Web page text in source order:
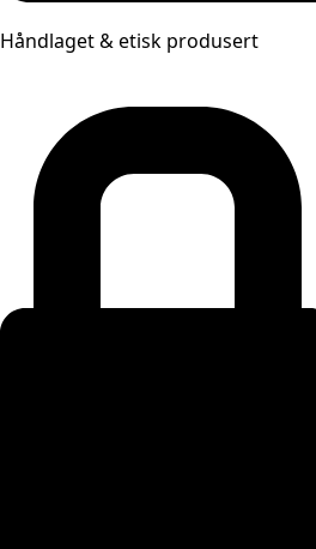
Håndlaget & etisk produsert